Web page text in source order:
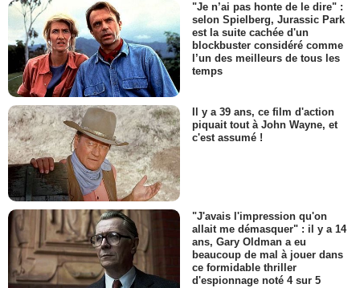
"Je n’ai pas honte de le dire" :
selon Spielberg, Jurassic Park
est la suite cachée d'un
blockbuster considéré comme
l’un des meilleurs de tous les
temps
Il y a 39 ans, ce film d'action
piquait tout à John Wayne, et
c'est assumé !
"J'avais l'impression qu'on
allait me démasquer" : il y a 14
ans, Gary Oldman a eu
beaucoup de mal à jouer dans
ce formidable thriller
d'espionnage noté 4 sur 5